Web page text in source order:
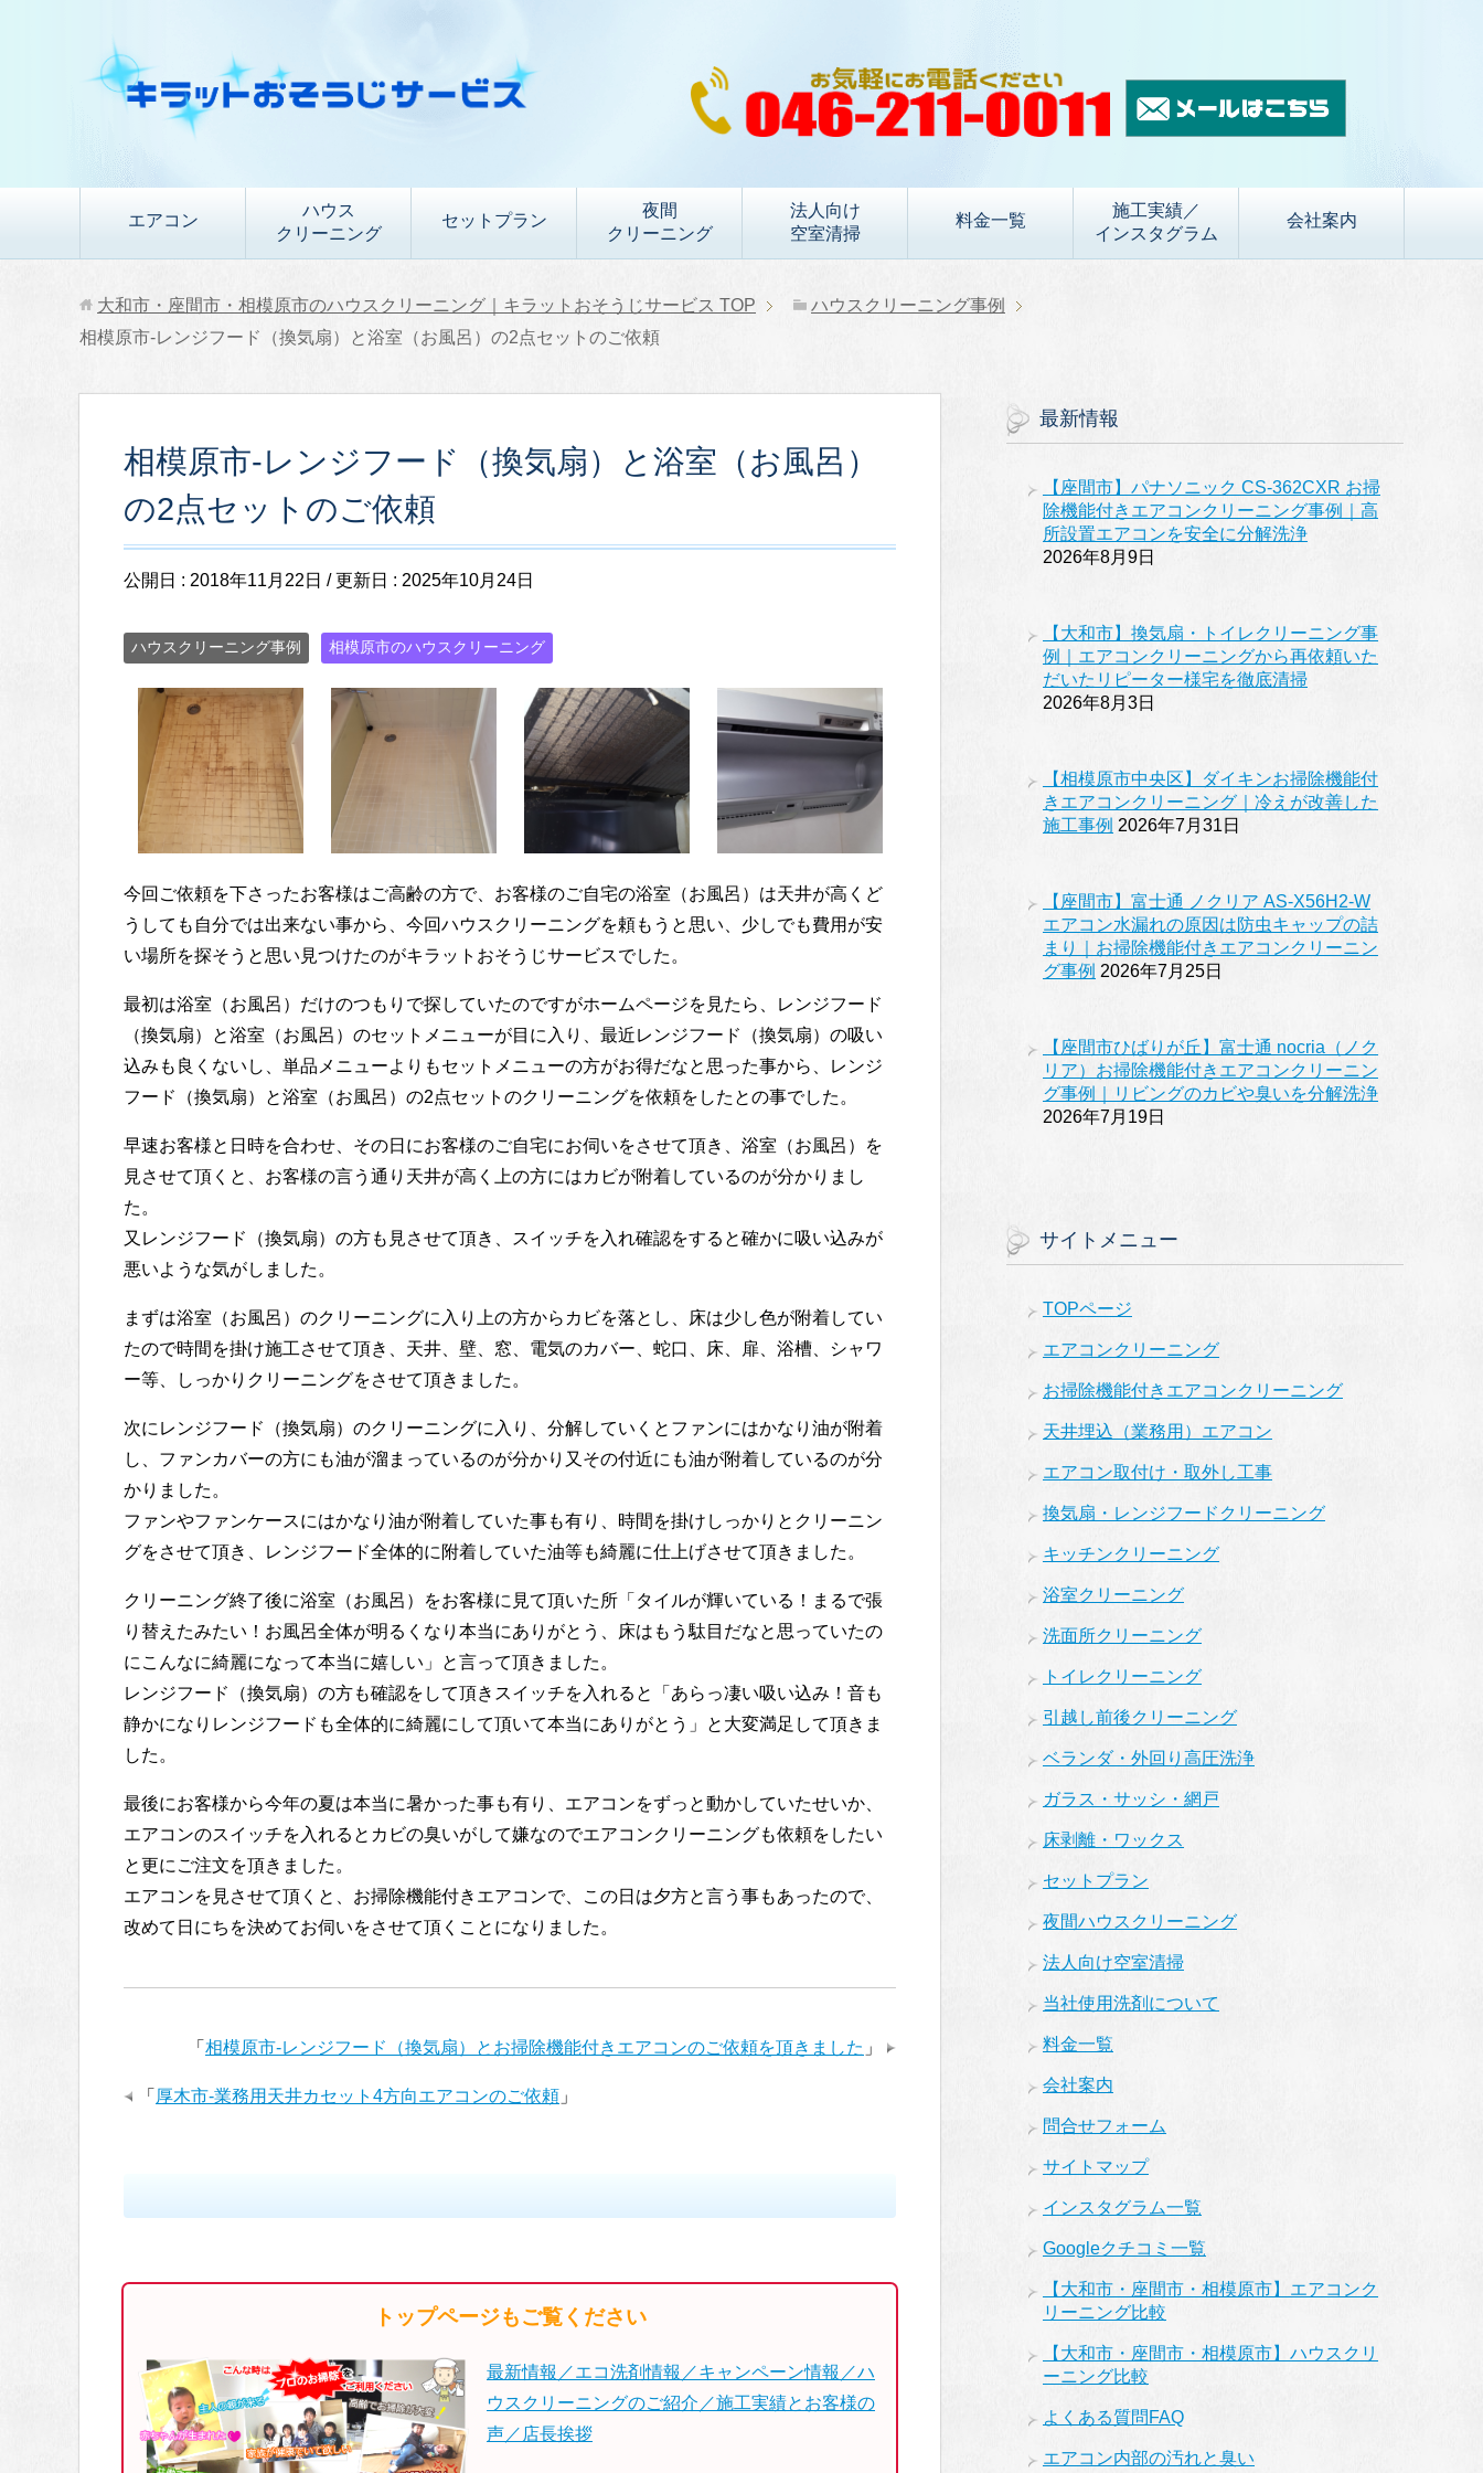
エアコン
ハウス
クリーニング
セットプラン
夜間
クリーニング
法人向け
空室清掃
料金一覧
施工実績／
インスタグラム
会社案内
大和市・座間市・相模原市のハウスクリーニング｜キラットおそうじサービス TOP
ハウスクリーニング事例
相模原市-レンジフード（換気扇）と浴室（お風呂）の2点セットのご依頼
相模原市-レンジフード（換気扇）と浴室（お風呂）
の2点セットのご依頼
公開日 : 2018年11月22日 / 更新日 : 2025年10月24日
ハウスクリーニング事例 相模原市のハウスクリーニング
今回ご依頼を下さったお客様はご高齢の方で、お客様のご自宅の浴室（お風呂）は天井が高くど
うしても自分では出来ない事から、今回ハウスクリーニングを頼もうと思い、少しでも費用が安
い場所を探そうと思い見つけたのがキラットおそうじサービスでした。
最初は浴室（お風呂）だけのつもりで探していたのですがホームページを見たら、レンジフード
（換気扇）と浴室（お風呂）のセットメニューが目に入り、最近レンジフード（換気扇）の吸い
込みも良くないし、単品メニューよりもセットメニューの方がお得だなと思った事から、レンジ
フード（換気扇）と浴室（お風呂）の2点セットのクリーニングを依頼をしたとの事でした。
早速お客様と日時を合わせ、その日にお客様のご自宅にお伺いをさせて頂き、浴室（お風呂）を
見させて頂くと、お客様の言う通り天井が高く上の方にはカビが附着しているのが分かりまし
た。
又レンジフード（換気扇）の方も見させて頂き、スイッチを入れ確認をすると確かに吸い込みが
悪いような気がしました。
まずは浴室（お風呂）のクリーニングに入り上の方からカビを落とし、床は少し色が附着してい
たので時間を掛け施工させて頂き、天井、壁、窓、電気のカバー、蛇口、床、扉、浴槽、シャワ
ー等、しっかりクリーニングをさせて頂きました。
次にレンジフード（換気扇）のクリーニングに入り、分解していくとファンにはかなり油が附着
し、ファンカバーの方にも油が溜まっているのが分かり又その付近にも油が附着しているのが分
かりました。
ファンやファンケースにはかなり油が附着していた事も有り、時間を掛けしっかりとクリーニン
グをさせて頂き、レンジフード全体的に附着していた油等も綺麗に仕上げさせて頂きました。
クリーニング終了後に浴室（お風呂）をお客様に見て頂いた所「タイルが輝いている！まるで張
り替えたみたい！お風呂全体が明るくなり本当にありがとう、床はもう駄目だなと思っていたの
にこんなに綺麗になって本当に嬉しい」と言って頂きました。
レンジフード（換気扇）の方も確認をして頂きスイッチを入れると「あらっ凄い吸い込み！音も
静かになりレンジフードも全体的に綺麗にして頂いて本当にありがとう」と大変満足して頂きま
した。
最後にお客様から今年の夏は本当に暑かった事も有り、エアコンをずっと動かしていたせいか、
エアコンのスイッチを入れるとカビの臭いがして嫌なのでエアコンクリーニングも依頼をしたい
と更にご注文を頂きました。
エアコンを見させて頂くと、お掃除機能付きエアコンで、この日は夕方と言う事もあったので、
改めて日にちを決めてお伺いをさせて頂くことになりました。
「 相模原市-レンジフード（換気扇）とお掃除機能付きエアコンのご依頼を頂きました 」
「 厚木市-業務用天井カセット4方向エアコンのご依頼 」
トップページもご覧ください
最新情報／エコ洗剤情報／キャンペーン情報／ハ
ウスクリーニングのご紹介／施工実績とお客様の
声／店長挨拶
最新情報
【座間市】パナソニック CS-362CXR お掃
除機能付きエアコンクリーニング事例｜高
所設置エアコンを安全に分解洗浄
2026年8月9日
【大和市】換気扇・トイレクリーニング事
例｜エアコンクリーニングから再依頼いた
だいたリピーター様宅を徹底清掃
2026年8月3日
【相模原市中央区】ダイキンお掃除機能付
きエアコンクリーニング｜冷えが改善した
施工事例 2026年7月31日
【座間市】富士通 ノクリア AS-X56H2-W
エアコン水漏れの原因は防虫キャップの詰
まり｜お掃除機能付きエアコンクリーニン
グ事例 2026年7月25日
【座間市ひばりが丘】富士通 nocria（ノク
リア）お掃除機能付きエアコンクリーニン
グ事例｜リビングのカビや臭いを分解洗浄
2026年7月19日
サイトメニュー
TOPページ
エアコンクリーニング
お掃除機能付きエアコンクリーニング
天井埋込（業務用）エアコン
エアコン取付け・取外し工事
換気扇・レンジフードクリーニング
キッチンクリーニング
浴室クリーニング
洗面所クリーニング
トイレクリーニング
引越し前後クリーニング
ベランダ・外回り高圧洗浄
ガラス・サッシ・網戸
床剥離・ワックス
セットプラン
夜間ハウスクリーニング
法人向け空室清掃
当社使用洗剤について
料金一覧
会社案内
問合せフォーム
サイトマップ
インスタグラム一覧
Googleクチコミ一覧
【大和市・座間市・相模原市】エアコンク
リーニング比較
【大和市・座間市・相模原市】ハウスクリ
ーニング比較
よくある質問FAQ
エアコン内部の汚れと臭い